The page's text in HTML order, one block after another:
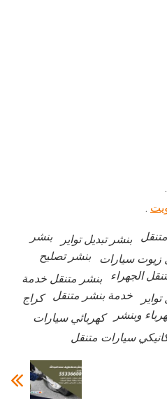
.
.
بنشر تبديل تواير
بنشر
زيوت سيارات
بنشر تصليح
الجهراء
بنشر متنقل خدمة
خدمة بنشر متنقل
كراج
وبنشر
كهربائي سيارات
سيارات متنقل